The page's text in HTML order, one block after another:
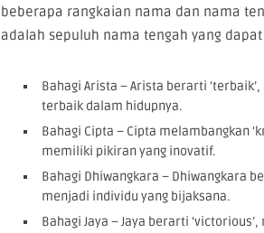
beberapa rangkaian nama dan nama
adalah sepuluh nama tengah yang
Bahagi Arista – Arista berarti
terbaik dalam hidupnya.
Bahagi Cipta – Cipta melambangkan
memiliki pikiran yang inovatif.
Bahagi Dhiwangkara – Dhiwangkara
menjadi individu yang bijaksana.
Bahagi Jaya – Jaya berarti